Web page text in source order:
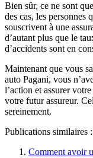
Bien sûr, ce ne sont
des cas, les personnes
souscrivent à une
d’autant plus que le
d’accidents sont en
Maintenant que vous
auto Pagani, vous
l’action et assurer
votre futur assureur.
sereinement.
Publications similaires :
Comment avoir